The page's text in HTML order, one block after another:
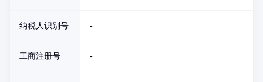
纳税人识别号 -
工商注册号 -